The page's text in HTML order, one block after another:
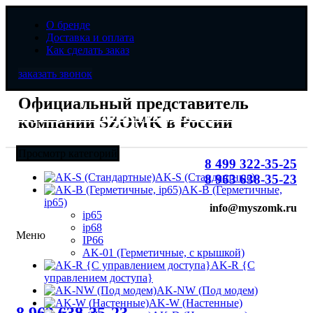
О бренде
Доставка и оплата
Как сделать заказ
заказать звонок
Официальный представитель
компании SZOMK в России
Официальный представитель
компании SZOMK в России
8 499 322-35-25
8 963 638-35-23
info@myszomk.ru
Меню
8 (499) 322-35-25
AK-S (Стандартные)
AK-B (Герметичные,
ip65)
ip65
ip68
IP66
AK-01 (Герметичные, с крышкой)
AK-R {С
управлением доступа}
AK-NW (Под модем)
AK-W (Настенные)
Увеличить